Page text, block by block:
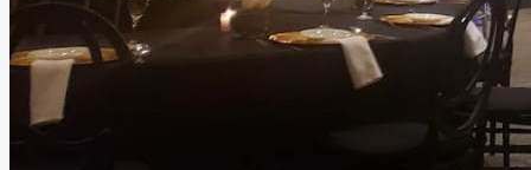
Mondän es un centro de convenciones ideal para celebrar
eventos sociales de gran importancia, como bodas y
celebraciones especiales. En este espacio se combinan la
elegancia, versatilidad y el buen gusto para transformar
cualquier reunión en un acontecimiento memorable,
creando experiencias únicas para todos los asistentes.